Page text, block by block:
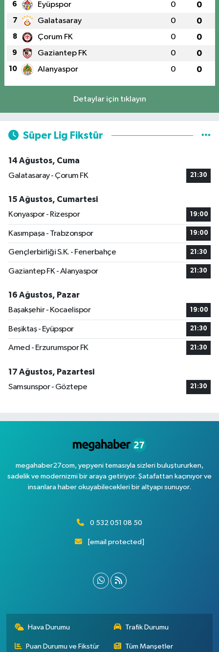
6 Eyüpspor 0 0
7 Galatasaray 0 0
8 Çorum FK 0 0
9 Gaziantep FK 0 0
10 Alanyaspor 0 0
Detaylar için tıklayın
Süper Lig Fikstür
14 Ağustos, Cuma
Galatasaray - Çorum FK
21:30
15 Ağustos, Cumartesi
Konyaspor - Rizespor
19:00
Kasımpaşa - Trabzonspor 19:00
Gençlerbirliği S.K. - Fenerbahçe 21:30
Gaziantep FK - Alanyaspor 21:30
16 Ağustos, Pazar
Başakşehir - Kocaelispor
19:00
Beşiktaş - Eyüpspor 21:30
Amed - Erzurumspor FK 21:30
17 Ağustos, Pazartesi
Samsunspor - Göztepe
21:30
megahaber27com, yepyeni temasıyla sizleri buluştururken,
sadelik ve modernizmi bir araya getiriyor. Şatafattan kaçınıyor ve
insanlara haber okuyabilecekleri bir altyapı sunuyor.
0 532 051 08 50
[email protected]
Hava Durumu Trafik Durumu
Puan Durumu ve Fikstür Tüm Manşetler